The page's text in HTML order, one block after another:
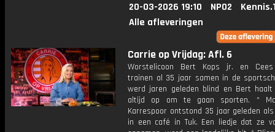
20-03-2026 19:10 NPO2
Alle afleveringen
Carrie op Vrijdag: Afl. 6
Worstelicoon Bert Kops jr. en Cees
trainen al 35 jaar samen in de
werd jaren geleden blind en Bert
altijd op om te gaan sporten. *
Karrespoor ontstond 35 jaar geleden
in een café in Tuk. Een liedje dat ze